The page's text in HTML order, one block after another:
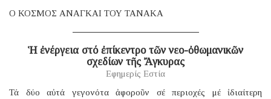
Ο ΚΟΣΜΟΣ ΑΝΑΓΚΑΙ ΤΟΥ ΤΑΝΑΚΑ
Ἡ ἐνέργεια στό ἐπίκεντρο τῶν νεο-ὀθωμανικῶν
σχεδίων τῆς Ἄγκυρας
Εφημερίς Εστία
Τά δύο αὐτά γεγονότα ἀφοροῦν σέ περιοχές μέ ἰδιαίτερη